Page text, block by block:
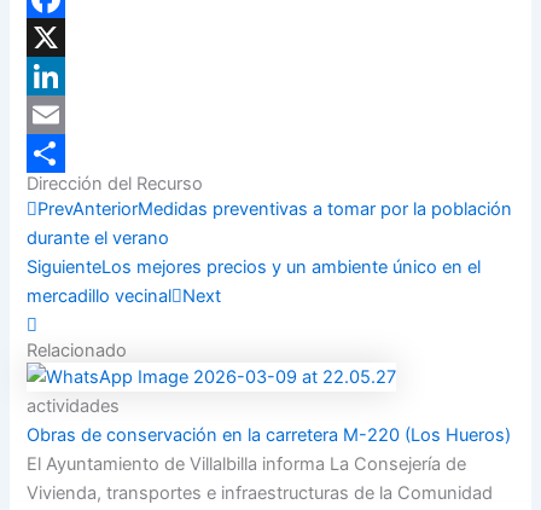
Facebook
X
LinkedIn
Email
Compartir
Dirección del Recurso
PrevAnteriorMedidas preventivas a tomar por la población
durante el verano
SiguienteLos mejores precios y un ambiente único en el
mercadillo vecinal Next
Relacionado
actividades
Obras de conservación en la carretera M-220 (Los Hueros)
El Ayuntamiento de Villalbilla informa La Consejería de
Vivienda, transportes e infraestructuras de la Comunidad